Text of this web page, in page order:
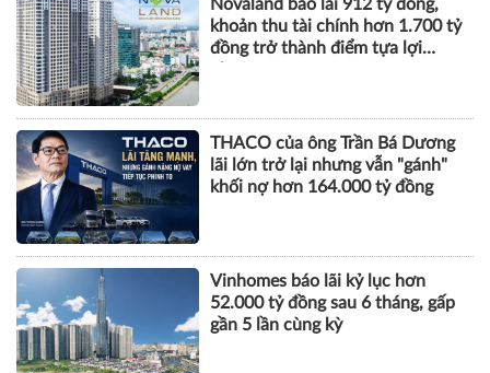
Novaland báo lãi 912 tỷ đồng,
khoản thu tài chính hơn 1.700 tỷ
đồng trở thành điểm tựa lợi
THACO của ông Trần Bá Dương
lãi lớn trở lại nhưng vẫn "gánh"
khối nợ hơn 164.000 tỷ đồng
Vinhomes báo lãi kỷ lục hơn
52.000 tỷ đồng sau 6 tháng, gấp
gần 5 lần cùng kỳ